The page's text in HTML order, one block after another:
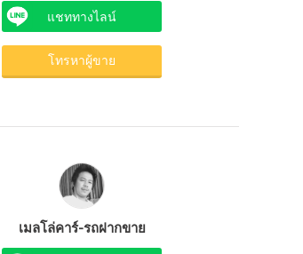
แชททางไลน์
โทรหาผู้ขาย
เมลโล่คาร์-รถฝากขาย